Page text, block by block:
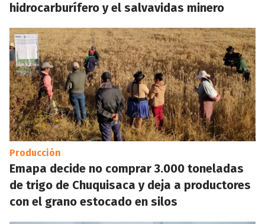
hidrocarburífero y el salvavidas minero
Producción
Emapa decide no comprar 3.000 toneladas
de trigo de Chuquisaca y deja a productores
con el grano estocado en silos